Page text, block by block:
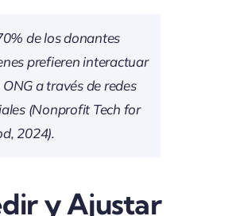
de los donantes
prefieren interactuar
a través de redes
(Nonprofit Tech for
2024).
y Ajustar